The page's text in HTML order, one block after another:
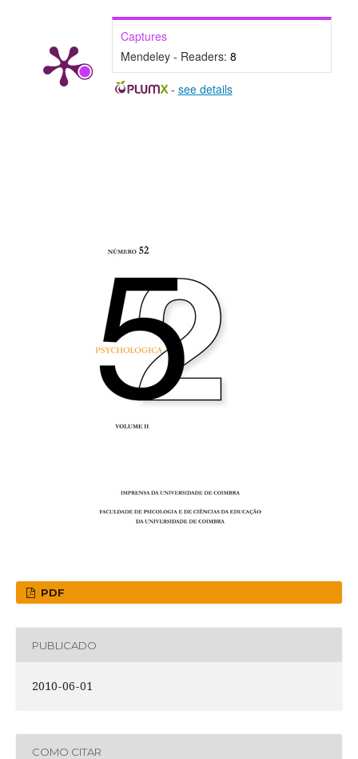
Captures
Mendeley - Readers: 8
- see details
PDF
PUBLICADO
2010-06-01
COMO CITAR